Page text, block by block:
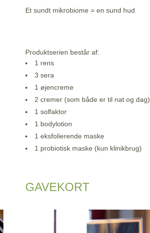
Et sundt mikrobiome = en sund hud
Produktserien består af:
1 rens
3 sera
1 øjencreme
2 cremer (som både er til nat og dag)
1 solfaktor
1 bodylotion
1 eksfolierende maske
1 probiotisk maske (kun klinikbrug)
GAVEKORT